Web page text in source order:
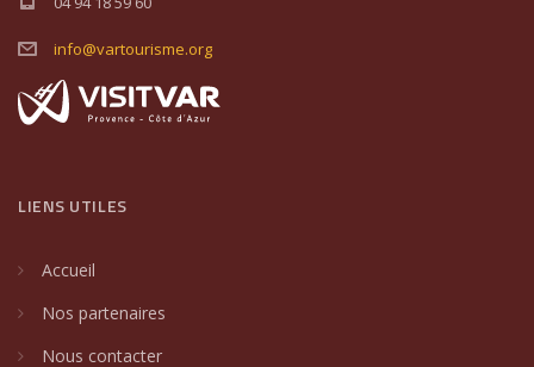
info@vartourisme.org
LIENS UTILES
Accueil
Nos partenaires
Nous contacter